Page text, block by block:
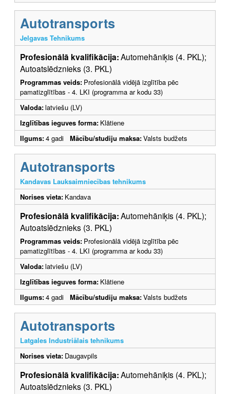
Autotransports
Jelgavas Tehnikums
Profesionālā kvalifikācija:Automehāniķis (4. PKL);
Autoatslēdznieks (3. PKL)
Programmas veids: Profesionālā vidējā izglītība pēc
pamatizglītības - 4. LKI (programma ar kodu 33)
Valoda:latviešu (LV)
Izglītības ieguves forma: Klātiene
Ilgums:4 gadi Mācību/studiju maksa:Valsts budžets
Autotransports
Kandavas Lauksaimniecības tehnikums
Norises vieta: Kandava
Profesionālā kvalifikācija:Automehāniķis (4. PKL);
Autoatslēdznieks (3. PKL)
Programmas veids: Profesionālā vidējā izglītība pēc
pamatizglītības - 4. LKI (programma ar kodu 33)
Valoda:latviešu (LV)
Izglītības ieguves forma: Klātiene
Ilgums:4 gadi Mācību/studiju maksa:Valsts budžets
Autotransports
Latgales Industriālais tehnikums
Norises vieta: Daugavpils
Profesionālā kvalifikācija:Automehāniķis (4. PKL);
Autoatslēdznieks (3. PKL)